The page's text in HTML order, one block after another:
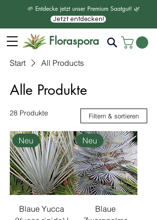
🌱 Entdecke jetzt unser Premium Saatgut! 🌿
Jetzt entdecken!
Floraspora
Start All Products
Alle Produkte
28 Produkte Filtern & sortieren
Neu
Blaue Yucca
Neu
Blaue